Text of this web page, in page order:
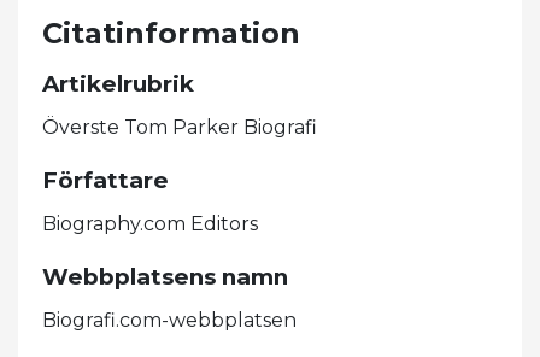
Citatinformation
Artikelrubrik
Överste Tom Parker Biografi
Författare
Biography.com Editors
Webbplatsens namn
Biografi.com-webbplatsen